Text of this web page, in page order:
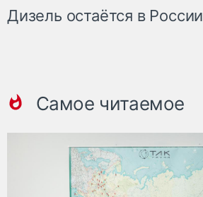
Дизель остаётся в России
Самое читаемое